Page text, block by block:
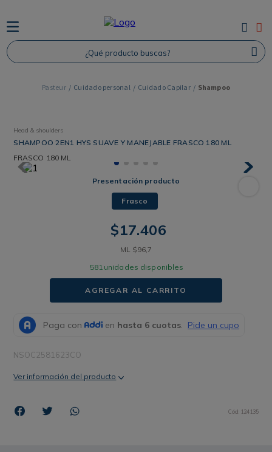
¿Qué producto buscas?
Cuidado personal Cuidado Capilar Shampoo
Head & shoulders
SHAMPOO 2EN1 HYS SUAVE Y MANEJABLE FRASCO 180 ML
FRASCO 180 ML
Presentación producto
Frasco
$17.406
ML $96,7
581 unidades disponibles
AGREGAR AL CARRITO
NSOC2581623CO
Ver información del producto
Cód: 124135
TÉRMINOS MÁS BUSCADOS
Shampoo